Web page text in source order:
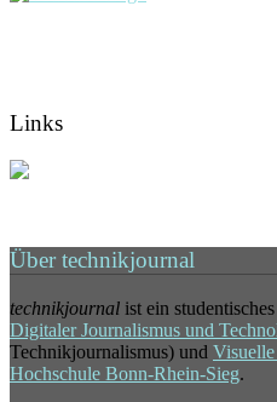
Links
Über technikjournal
technikjournal ist ein
Digitaler Journalismus und
Technikjournalismus) und
Hochschule Bonn-Rhein-Sieg.